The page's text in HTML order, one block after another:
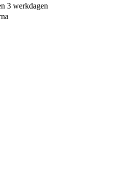
3 werkdagen